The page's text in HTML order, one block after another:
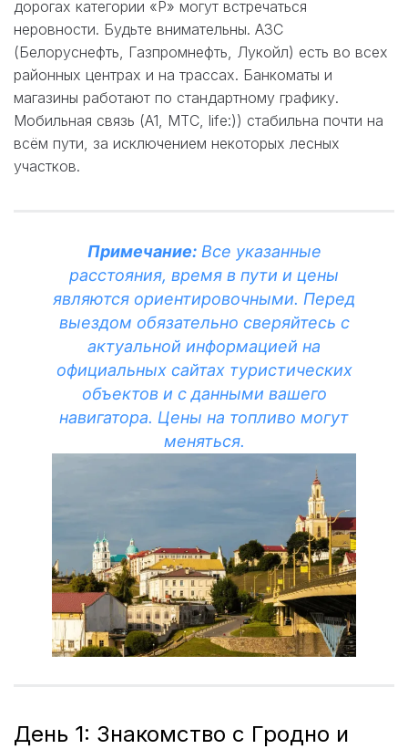
дорогах категории «Р» могут встречаться
неровности. Будьте внимательны. АЗС
(Белоруснефть, Газпромнефть, Лукойл) есть во всех
районных центрах и на трассах. Банкоматы и
магазины работают по стандартному графику.
Мобильная связь (A1, МТС, life:)) стабильна почти на
всём пути, за исключением некоторых лесных
участков.
Примечание:Все указанные
расстояния, время в пути и цены
являются ориентировочными. Перед
выездом обязательно сверяйтесь с
актуальной информацией на
официальных сайтах туристических
объектов и с данными вашего
навигатора. Цены на топливо могут
меняться.
День 1: Знакомство с Гродно и